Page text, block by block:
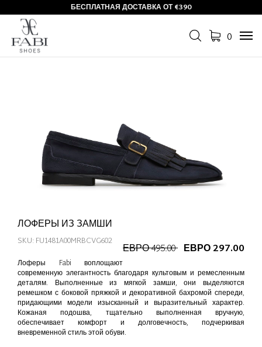
БЕСПЛАТНАЯ ДОСТАВКА ОТ €390
0
ЛОФЕРЫ ИЗ ЗАМШИ
ЕВРО 495.00 ЕВРО 297.00
SKU: FU1481A00MRBCVG602
Лоферы Fabi воплощают
современную элегантность благодаря культовым и ремесленным
деталям. Выполненные из мягкой замши, они выделяются
ремешком с боковой пряжкой и декоративной бахромой спереди,
придающими модели изысканный и выразительный характер.
Кожаная подошва, тщательно выполненная вручную,
обеспечивает комфорт и долговечность, подчеркивая
вневременной стиль этой обуви.